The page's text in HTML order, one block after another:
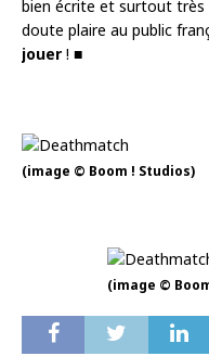
bien écrite et surtout très
doute plaire au public
jouer ! ■
(image © Boom ! Studios)
(image ©